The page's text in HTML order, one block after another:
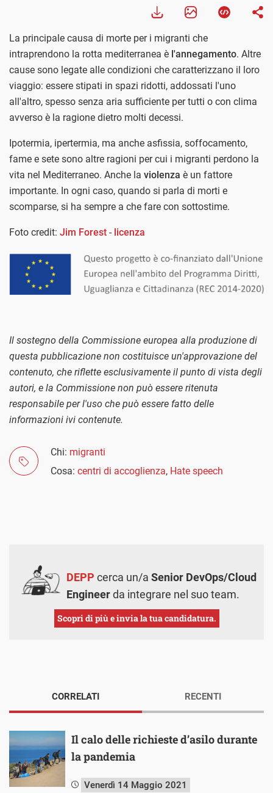
La principale causa di morte per i migranti che
intraprendono la rotta mediterranea è l'annegamento. Altre
cause sono legate alle condizioni che caratterizzano il loro
viaggio: essere stipati in spazi ridotti, addossati l'uno
all'altro, spesso senza aria sufficiente per tutti o con clima
avverso è la ragione dietro molti decessi.
Ipotermia, ipertermia, ma anche asfissia, soffocamento,
fame e sete sono altre ragioni per cui i migranti perdono la
vita nel Mediterraneo. Anche la violenza è un fattore
importante. In ogni caso, quando si parla di morti e
scomparse, si ha sempre a che fare con sottostime.
Foto credit: Jim Forest - licenza
Il sostegno della Commissione europea alla produzione di
questa pubblicazione non costituisce un'approvazione del
contenuto, che riflette esclusivamente il punto di vista degli
autori, e la Commissione non può essere ritenuta
responsabile per l'uso che può essere fatto delle
informazioni ivi contenute.
Chi: migranti
Cosa: centri di accoglienza, Hate speech
DEPP cerca un/a Senior DevOps/Cloud
Engineerda integrare nel suo team.
Scopri di più e invia la tua candidatura.
CORRELATI
Il calo delle richieste d’asilo durante
la pandemia
Venerdì 14 Maggio 2021
RECENTI